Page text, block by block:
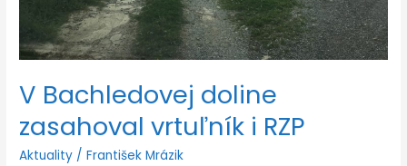
V Bachledovej doline
zasahoval vrtuľník i RZP
Aktuality /František Mrázik